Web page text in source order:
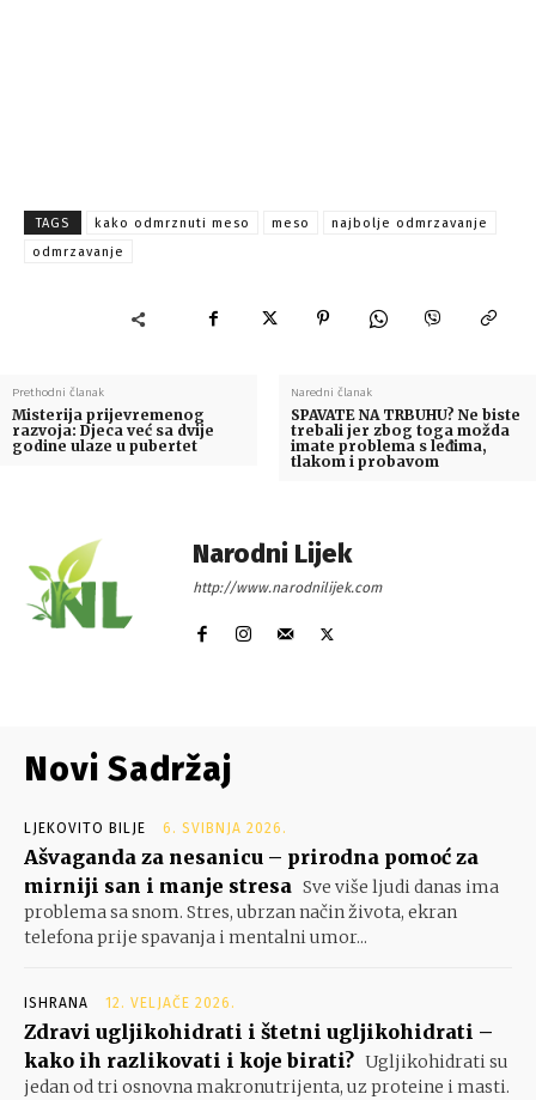
TAGS kako odmrznuti meso meso
najbolje odmrzavanje
odmrzavanje
Prethodni članak
Misterija prijevremenog
razvoja: Djeca već sa dvije
godine ulaze u pubertet
Naredni članak
SPAVATE NA TRBUHU? Ne biste
trebali jer zbog toga možda
imate problema s leđima,
tlakom i probavom
Narodni Lijek
http://www.narodnilijek.com
Novi Sadržaj
LJEKOVITO BILJE 6. SVIBNJA 2026.
Ašvaganda za nesanicu – prirodna pomoć za
mirniji san i manje stresa Sve više ljudi danas ima
problema sa snom. Stres, ubrzan način života, ekran
telefona prije spavanja i mentalni umor...
ISHRANA 12. VELJAČE 2026.
Zdravi ugljikohidrati i štetni ugljikohidrati –
kako ih razlikovati i koje birati? Ugljikohidrati su
jedan od tri osnovna makronutrijenta, uz proteine i masti.